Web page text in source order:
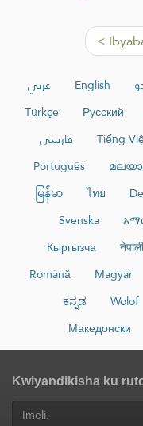
<
عربي English
Türkçe
Русский
فارسی
Tiếng
Português
မြန်မာ
ไทย
Svenska
Кыргызча
नेपाली
Română
Magyar
ಕನ್ನಡ
Wolof
Македонски
Kwiyandikisha ku